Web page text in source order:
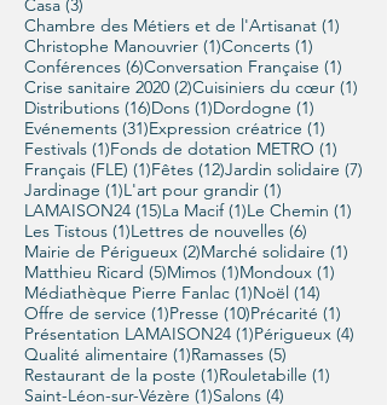
Casa (3)
Chambre des Métiers et de l'Artisanat (1)
Christophe Manouvrier (1)1 post
Concerts (1)
Conférences (6)6 posts
Conversation Française (1)
Crise sanitaire 2020 (2)2 posts
Cuisiniers du cœur (1)
Distributions (16)16 posts
Dons (1)1 post
Dordogne (1)
Evénements (31)31 posts
Expression créatrice (1)
Festivals (1)1 post
Fonds de dotation METRO (1)
Français (FLE) (1)1 post
Fêtes (12)12 posts
Jardin solidaire (7)
Jardinage (1)1 post
L'art pour grandir (1)
LAMAISON24 (15)15 posts
La Macif (1)1 post
Le Chemin (1)
Les Tistous (1)1 post
Lettres de nouvelles (6)
Mairie de Périgueux (2)2 posts
Marché solidaire (1)
Matthieu Ricard (5)5 posts
Mimos (1)1 post
Mondoux (1)
Médiathèque Pierre Fanlac (1)1 post
Noël (14)
Offre de service (1)1 post
Presse (10)10 posts
Précarité (1)
Présentation LAMAISON24 (1)1 post
Périgueux (4)
Qualité alimentaire (1)1 post
Ramasses (5)
Restaurant de la poste (1)1 post
Rouletabille (1)
Saint-Léon-sur-Vézère (1)1 post
Salons (4)